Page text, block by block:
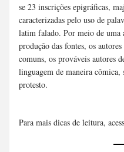
se 23 inscrições epigráficas,
caracterizadas pelo uso de
latim falado. Por meio de uma
produção das fontes, os
comuns, os prováveis autores
linguagem de maneira
protesto.
Para mais dicas de leitura,